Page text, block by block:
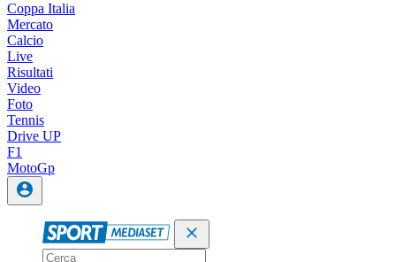
Coppa Italia
Mercato
Calcio
Live
Risultati
Video
Foto
Tennis
Drive UP
F1
MotoGp